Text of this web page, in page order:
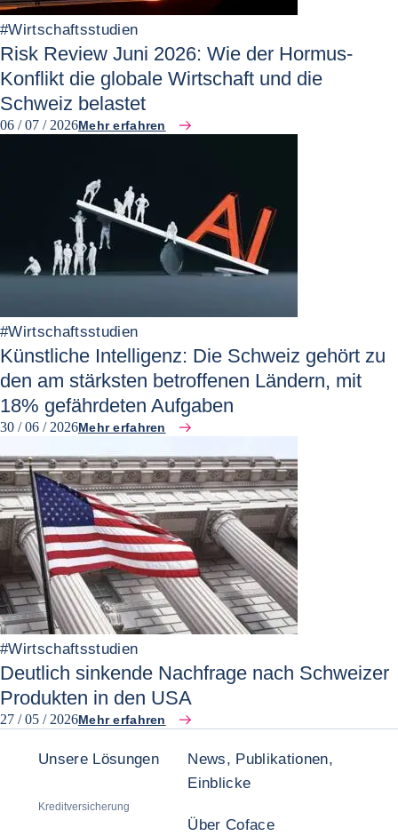
#Wirtschaftsstudien
Risk Review Juni 2026: Wie der Hormus-
Konflikt die globale Wirtschaft und die
Schweiz belastet
06 / 07 / 2026Mehr erfahren
#Wirtschaftsstudien
Künstliche Intelligenz: Die Schweiz gehört zu
den am stärksten betroffenen Ländern, mit
18% gefährdeten Aufgaben
30 / 06 / 2026Mehr erfahren
#Wirtschaftsstudien
Deutlich sinkende Nachfrage nach Schweizer
Produkten in den USA
27 / 05 / 2026Mehr erfahren
Unsere Lösungen
Kreditversicherung
News, Publikationen,
Einblicke
Über Coface